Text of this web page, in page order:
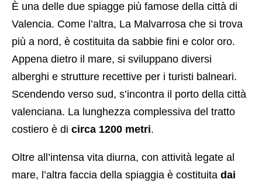
È una delle due spiagge più famose della città di
Valencia. Come l’altra, La Malvarrosa che si trova
più a nord, è costituita da sabbie fini e color oro.
Appena dietro il mare, si sviluppano diversi
alberghi e strutture recettive per i turisti balneari.
Scendendo verso sud, s’incontra il porto della città
valenciana. La lunghezza complessiva del tratto
costiero è di circa 1200 metri.
Oltre all’intensa vita diurna, con attività legate al
mare, l’altra faccia della spiaggia è costituita dai